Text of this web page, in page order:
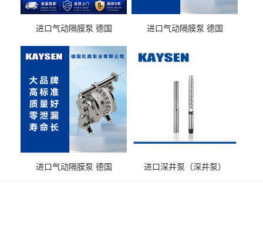
进口气动隔膜泵 德国
送气动泵
进口气动隔膜泵 德国
输送
进口气动隔膜泵 德国
进口深井泵（深井泵）